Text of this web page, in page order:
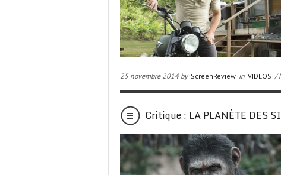
25 novembre 2014 by ScreenReview in VIDÉOS /
Critique : LA PLANÈTE DES